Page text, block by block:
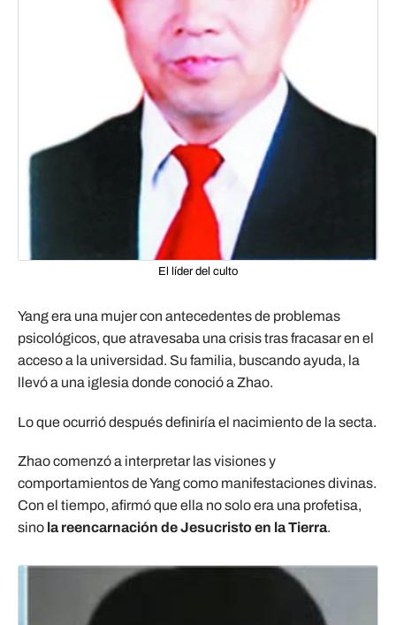
El líder del culto
Yang era una mujer con antecedentes de problemas
psicológicos, que atravesaba una crisis tras fracasar en el
acceso a la universidad. Su familia, buscando ayuda, la
llevó a una iglesia donde conoció a Zhao.
Lo que ocurrió después definiría el nacimiento de la secta.
Zhao comenzó a interpretar las visiones y
comportamientos de Yang como manifestaciones divinas.
Con el tiempo, afirmó que ella no solo era una profetisa,
sino la reencarnación de Jesucristo en la Tierra.